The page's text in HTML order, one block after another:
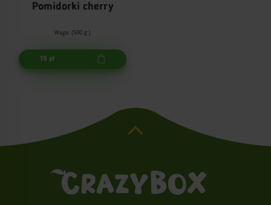
Pomidorki cherry
Waga: (500 g )
19 zł